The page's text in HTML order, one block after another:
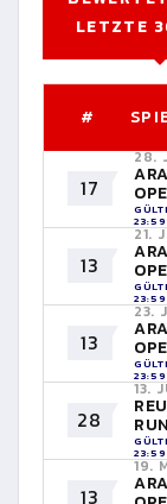
LETZTE
#
17
28.
23:59
13
21.
23:59
13
23.
23:59
28
13.
23:59
13
19.